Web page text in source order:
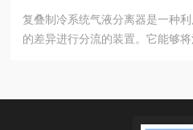
复叠制冷系统气液分离器是一种
的差异进行分流的装置。它能够